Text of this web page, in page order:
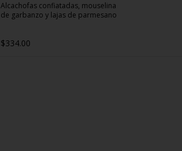
Alcachofas confiatadas, mouselina
de garbanzo y lajas de parmesano
$334.00